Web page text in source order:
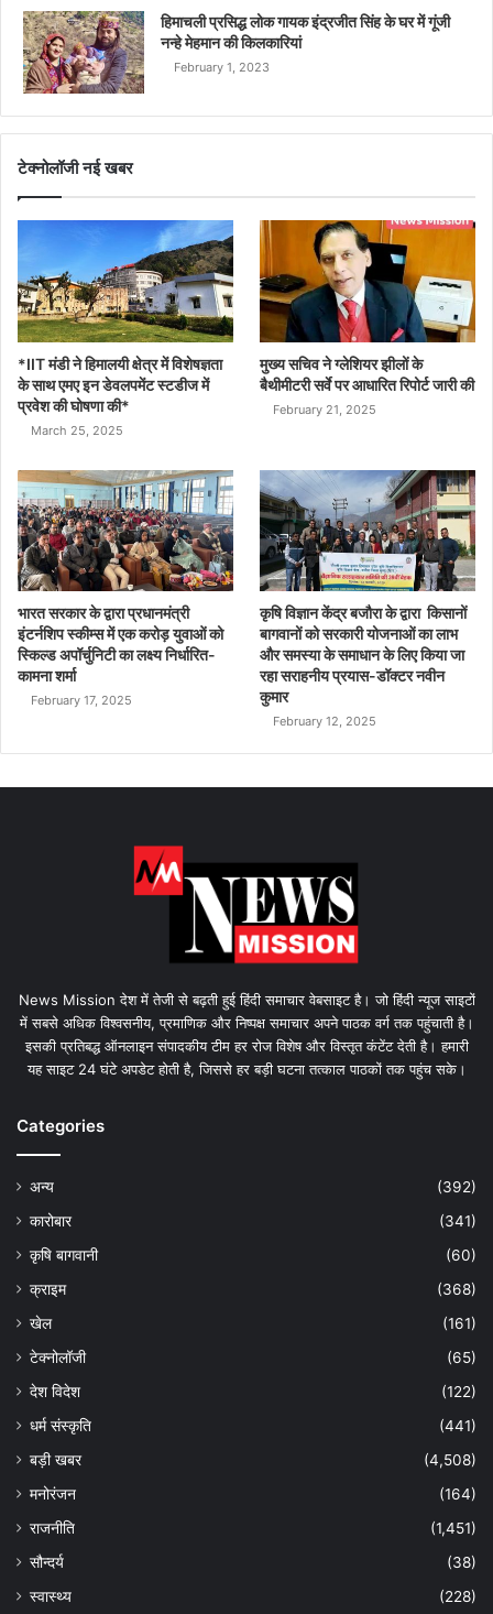
हिमाचली प्रसिद्ध लोक गायक इंद्रजीत सिंह के घर में गूंजी
नन्हे मेहमान की किलकारियां
February 1, 2023
टेक्नोलॉजी नई खबर
*IIT मंडी ने हिमालयी क्षेत्र में विशेषज्ञता
के साथ एमए इन डेवलपमेंट स्टडीज में
प्रवेश की घोषणा की*
March 25, 2025
मुख्य सचिव ने ग्लेशियर झीलों के
बैथीमीटरी सर्वे पर आधारित रिपोर्ट जारी की
February 21, 2025
भारत सरकार के द्वारा प्रधानमंत्री
इंटर्नशिप स्कीम्स में एक करोड़ युवाओं को
स्किल्ड अपॉर्चुनिटी का लक्ष्य निर्धारित-
कामना शर्मा
February 17, 2025
कृषि विज्ञान केंद्र बजौरा के द्वारा किसानों
बागवानों को सरकारी योजनाओं का लाभ
और समस्या के समाधान के लिए किया जा
रहा सराहनीय प्रयास-डॉक्टर नवीन
कुमार
February 12, 2025
News Mission देश में तेजी से बढ़ती हुई हिंदी समाचार वेबसाइट है। जो हिंदी न्यूज साइटों
में सबसे अधिक विश्वसनीय, प्रमाणिक और निष्पक्ष समाचार अपने पाठक वर्ग तक पहुंचाती है।
इसकी प्रतिबद्ध ऑनलाइन संपादकीय टीम हर रोज विशेष और विस्तृत कंटेंट देती है। हमारी
यह साइट 24 घंटे अपडेट होती है, जिससे हर बड़ी घटना तत्काल पाठकों तक पहुंच सके।
Categories
अन्य
(392)
कारोबार
(341)
कृषि बागवानी
(60)
क्राइम
(368)
खेल
(161)
टेक्नोलॉजी
(65)
देश विदेश
(122)
धर्म संस्कृति
(441)
बड़ी खबर
(4,508)
मनोरंजन
(164)
राजनीति
(1,451)
सौन्दर्य
(38)
स्वास्थ्य
(228)